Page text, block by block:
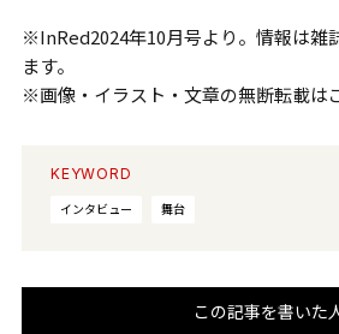
※InRed2024年10月号より。情報は雑
ます。
※画像・イラスト・文章の無断転載は
KEYWORD
インタビュー
舞台
この記事を書いた